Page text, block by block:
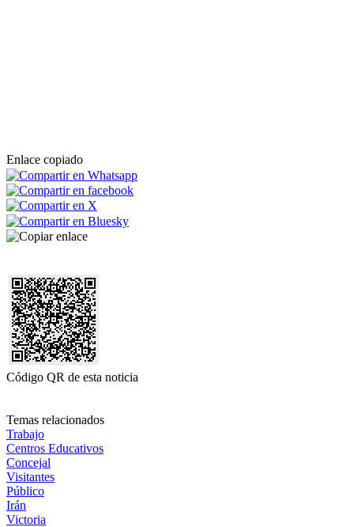
Enlace copiado
Código QR de esta noticia
Temas relacionados
Trabajo
Centros Educativos
Concejal
Visitantes
Público
Irán
Victoria